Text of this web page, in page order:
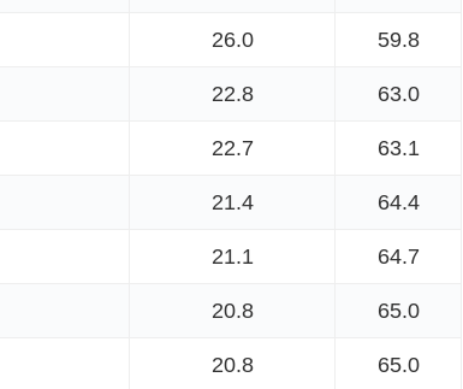
26.0 59.8
22.8 63.0
22.7 63.1
21.4 64.4
21.1 64.7
20.8 65.0
20.8 65.0